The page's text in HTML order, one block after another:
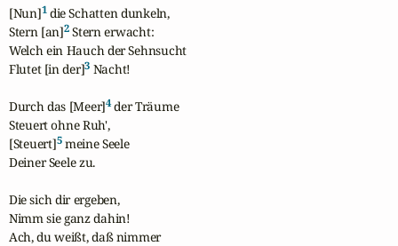
[Nun]1 die Schatten dunkeln,
Stern [an]2 Stern erwacht:
Welch ein Hauch der Sehnsucht
Flutet [in der]3 Nacht!
Durch das [Meer]4 der Träume
Steuert ohne Ruh',
[Steuert]5 meine Seele
Deiner Seele zu.
Die sich dir ergeben,
Nimm sie ganz dahin!
Ach, du weißt, daß nimmer